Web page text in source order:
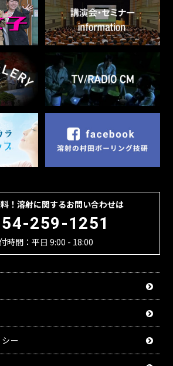
！溶射に関するお問い合わせは
259-1251
時間：平日 9:00 - 18:00
ー